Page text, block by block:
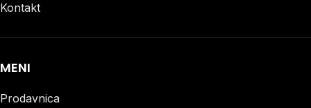
Kontakt
MENI
Prodavnica